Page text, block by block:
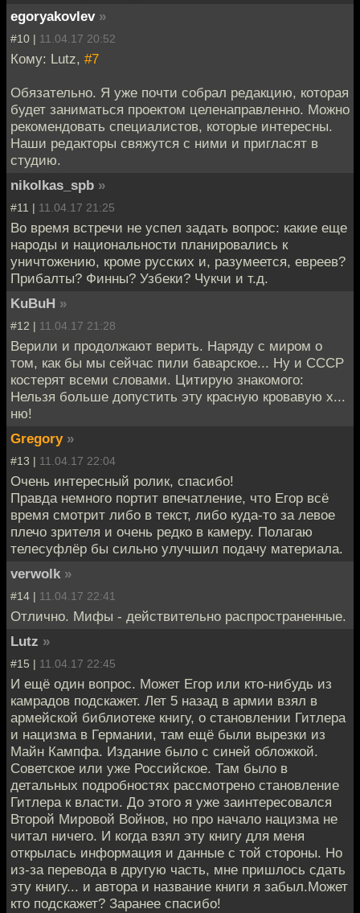
egoryakovlev »
#10 | 11.04.17 20:52
Кому: Lutz, #7
Обязательно. Я уже почти собрал редакцию, которая
будет заниматься проектом целенаправленно. Можно
рекомендовать специалистов, которые интересны.
Наши редакторы свяжутся с ними и пригласят в
студию.
nikolkas_spb »
#11 | 11.04.17 21:25
Во время встречи не успел задать вопрос: какие еще
народы и национальности планировались к
уничтожению, кроме русских и, разумеется, евреев?
Прибалты? Финны? Узбеки? Чукчи и т.д.
KuBuH »
#12 | 11.04.17 21:28
Верили и продолжают верить. Наряду с миром о
том, как бы мы сейчас пили баварское... Ну и СССР
костерят всеми словами. Цитирую знакомого:
Нельзя больше допустить эту красную кровавую х...
ню!
Gregory »
#13 | 11.04.17 22:04
Очень интересный ролик, спасибо!
Правда немного портит впечатление, что Егор всё
время смотрит либо в текст, либо куда-то за левое
плечо зрителя и очень редко в камеру. Полагаю
телесуфлёр бы сильно улучшил подачу материала.
verwolk »
#14 | 11.04.17 22:41
Отлично. Мифы - действительно распространенные.
Lutz »
#15 | 11.04.17 22:45
И ещё один вопрос. Может Егор или кто-нибудь из
камрадов подскажет. Лет 5 назад в армии взял в
армейской библиотеке книгу, о становлении Гитлера
и нацизма в Германии, там ещё были вырезки из
Майн Кампфа. Издание было с синей обложкой.
Советское или уже Российское. Там было в
детальных подробностях рассмотрено становление
Гитлера к власти. До этого я уже заинтересовался
Второй Мировой Войнов, но про начало нацизма не
читал ничего. И когда взял эту книгу для меня
открылась информация и данные с той стороны. Но
из-за перевода в другую часть, мне пришлось сдать
эту книгу... и автора и название книги я забыл.Может
кто подскажет? Заранее спасибо!